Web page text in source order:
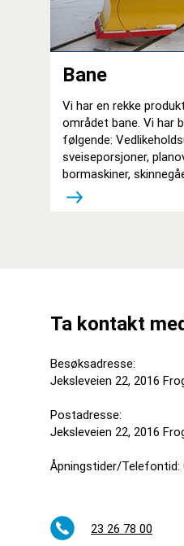
Bane
Vi har en rekke
området bane. Vi har
følgende:
sveiseporsjoner,
bormaskiner,
kontakt!
Ta kontakt
Besøksadresse:
Jeksleveien 22, 2016
Postadresse:
Jeksleveien 22, 2016
Åpningstider/Telefontid:
23 26 78 00